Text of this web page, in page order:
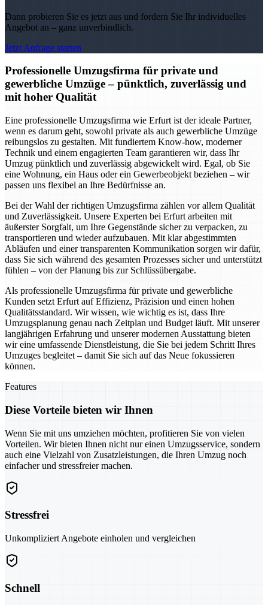
Dann probieren Sie es jetzt aus und fordern Sie Ihr individuelles
Angebot an – ganz unverbindlich.
Jetzt Anfrage starten
Professionelle Umzugsfirma für private und
gewerbliche Umzüge – pünktlich, zuverlässig und
mit hoher Qualität
Eine professionelle Umzugsfirma wie Erfurt ist der ideale Partner,
wenn es darum geht, sowohl private als auch gewerbliche Umzüge
reibungslos zu gestalten. Mit fundiertem Know-how, moderner
Technik und einem engagierten Team garantieren wir, dass Ihr
Umzug pünktlich und zuverlässig abgewickelt wird. Egal, ob Sie
eine Wohnung, ein Haus oder ein Gewerbeobjekt beziehen – wir
passen uns flexibel an Ihre Bedürfnisse an.
Bei der Wahl der richtigen Umzugsfirma zählen vor allem Qualität
und Zuverlässigkeit. Unsere Experten bei Erfurt arbeiten mit
äußerster Sorgfalt, um Ihre Gegenstände sicher zu verpacken, zu
transportieren und wieder aufzubauen. Mit klar abgestimmten
Abläufen und einer transparenten Kommunikation sorgen wir dafür,
dass Sie sich während des gesamten Prozesses sicher und unterstützt
fühlen – von der Planung bis zur Schlüssübergabe.
Als professionelle Umzugsfirma für private und gewerbliche
Kunden setzt Erfurt auf Effizienz, Präzision und einen hohen
Qualitätsstandard. Wir wissen, wie wichtig es ist, dass Ihre
Umzugsplanung genau nach Zeitplan und Budget läuft. Mit unserer
langjährigen Erfahrung und unserer modernen Ausstattung bieten
wir eine umfassende Dienstleistung, die Sie bei jedem Schritt Ihres
Umzuges begleitet – damit Sie sich auf das Neue fokussieren
können.
Features
Diese Vorteile bieten wir Ihnen
Wenn Sie mit uns umziehen möchten, profitieren Sie von vielen
Vorteilen. Wir bieten Ihnen nicht nur einen Umzugsservice, sondern
auch eine Vielzahl von Zusatzleistungen, die Ihren Umzug noch
einfacher und stressfreier machen.
Stressfrei
Unkompliziert Angebote einholen und vergleichen
Schnell